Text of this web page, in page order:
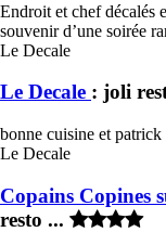
Endroit et chef décalés
souvenir d’une soirée
Le Decale
Le Decale : joli
bonne cuisine et patrick
Le Decale
Copains Copines
resto ...